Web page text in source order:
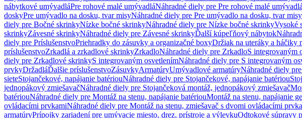
nábytkové umývadláPre rohové malé umývadláNáhradné diely pre Pre rohové malé umývadlá
doskyPre umývadlo na dosku, tvar misyNáhradné diely pre Pre umývadlo na dosku, tvar misy
diely pre Bočné skrinkyNízke bočné skrinkyNáhradné diely pre Nízke bočné skrinkyVysoké
skrinkyZávesné skrinkyNáhradné diely pre Závesné skrinkyĎalší kúpeľňový nábytok
diely pre PríslušenstvoPriehradky do zásuvky a organizačné boxyDržiak na uteráky a háčiky
príslušenstvoZrkadlá a zrkadlové skrinkyZrkadloNáhradné diely pre ZrkadloS integrovaným
diely pre Zrkadlové skrinkyS integrovaným osvetlenímNáhradné diely pre S integrovaným
prvkyDržadláĎalšie príslušenstvoZásuvkyArmatúryUmývadlové armatúryNáhradné diely
sieteStojančekové, napájanie batériouNáhradné diely pre Stojančekové, napájanie batériou
jednopákový zmiešavačNáhradné diely pre Stojančeková montáž, jednopákový zmiešavač
batériouNáhradné diely pre Montáž na stenu, napájanie batériouMontáž na stenu, napájanie
ovládacími prvkamiNáhradné diely pre Montáž na stenu, zmiešavač s dvomi ovládacími
armatúryPrípojky zariadení pre umývacie miesto, drez, prístroje a výlevkuOdtokové súpravy